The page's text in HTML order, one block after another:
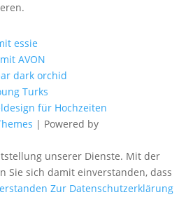
essie
AVON
dark orchid
Turks
für Hochzeiten
| Powered by
unserer Dienste. Mit der
Sie sich damit einverstanden, dass
Zur Datenschutzerklärung